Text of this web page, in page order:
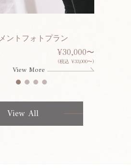
ントフォトプラン
¥30,000〜
(税込 ¥33,000〜)
View More
View All